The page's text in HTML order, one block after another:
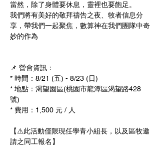
當然，除了身體要休息，靈裡也要飽足。
我們將有美好的敬拜禱告之夜、牧者信息分
享，帶我們一起聚焦，數算神在我們團隊中奇
妙的作為
📌 營會資訊：
* 時間：8/21 (五) - 8/23 (日)
* 地點：渴望園區(桃園市龍潭區渴望路428
號)
* 費用：1,500 元 / 人
【⚠️此活動僅限現任學青小組長，以及區牧邀
請之同工報名】